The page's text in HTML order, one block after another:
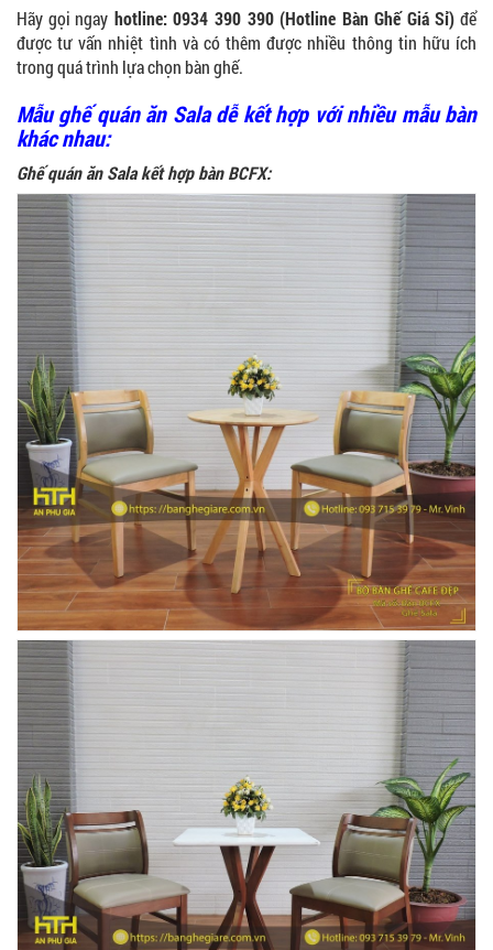
Hãy gọi ngay hotline: 0934 390 390 (Hotline Bàn Ghế Giá Sỉ) để
được tư vấn nhiệt tình và có thêm được nhiều thông tin hữu ích
trong quá trình lựa chọn bàn ghế.
Mẫu ghế quán ăn Sala dễ kết hợp với nhiều mẫu bàn
khác nhau:
Ghế quán ăn Sala kết hợp bàn BCFX: